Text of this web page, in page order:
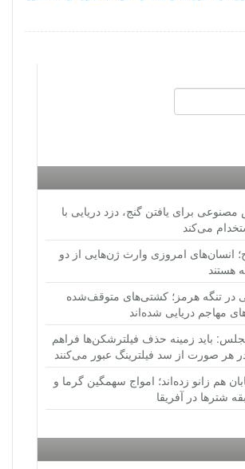
برای یافتن گنج، دزد دریایی با
می‌کند
انسان‌های امروزی وارث ژن‌هایی از دو
هستند
در تنگه هرمز؛ کشتی‌های متوقف‌شده
مهاجم دریایی شده‌اند
باید زمینه حذف فیلترشکن‌ها فراهم
هر صورت از سد فیلترینگ عبور می‌کنند
هم زانو زده‌اند؛ امواج سهمگین گرما و
شترها در آفریقا